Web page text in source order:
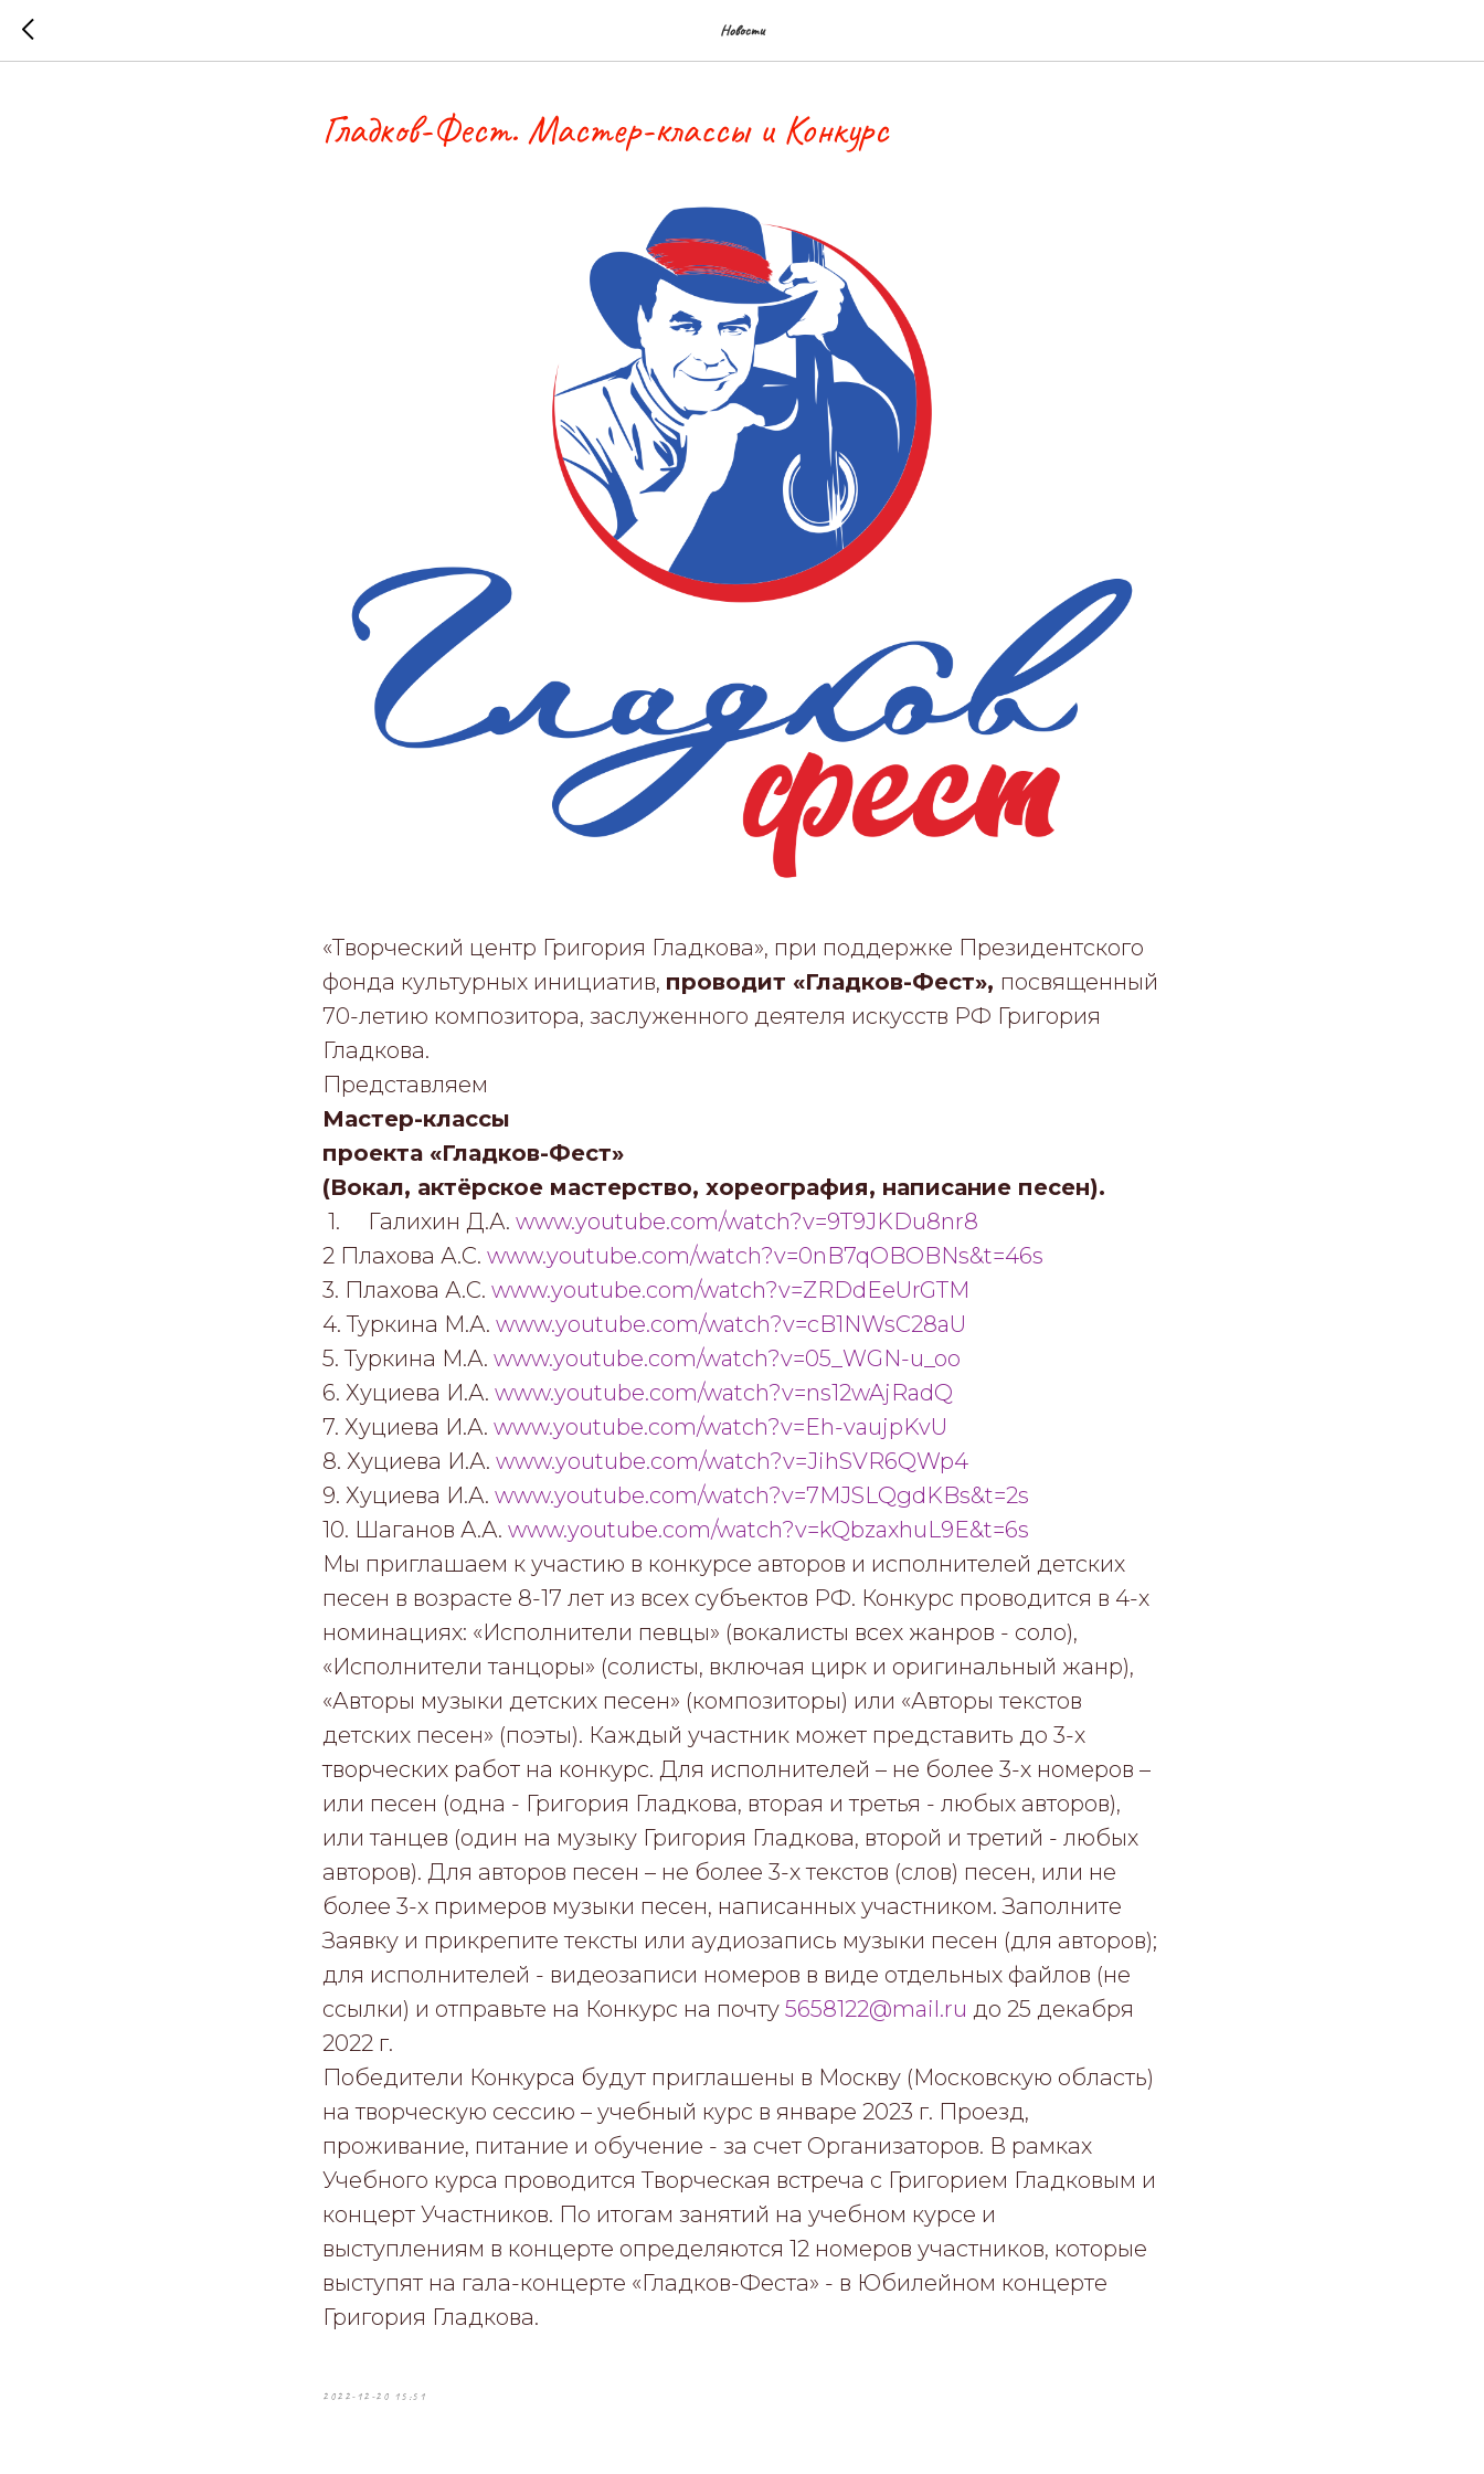
Новости
Гладков-Фест. Мастер-классы и Конкурс
«Творческий центр Григория Гладкова», при поддержке Президентского
фонда культурных инициатив, проводит «Гладков-Фест», посвященный
70-летию композитора, заслуженного деятеля искусств РФ Григория
Гладкова.
Представляем
Мастер-классы
проекта «Гладков-Фест»
(Вокал, актёрское мастерство, хореография, написание песен).
1. Галихин Д.А. www.youtube.com/watch?v=9T9JKDu8nr8
2 Плахова А.С. www.youtube.com/watch?v=0nB7qOBOBNs&t=46s
3. Плахова А.С. www.youtube.com/watch?v=ZRDdEeUrGTM
4. Туркина М.А. www.youtube.com/watch?v=cB1NWsC28aU
5. Туркина М.А. www.youtube.com/watch?v=05_WGN-u_oo
6. Хуциева И.А. www.youtube.com/watch?v=ns12wAjRadQ
7. Хуциева И.А. www.youtube.com/watch?v=Eh-vaujpKvU
8. Хуциева И.А. www.youtube.com/watch?v=JihSVR6QWp4
9. Хуциева И.А. www.youtube.com/watch?v=7MJSLQgdKBs&t=2s
10. Шаганов А.А. www.youtube.com/watch?v=kQbzaxhuL9E&t=6s
Мы приглашаем к участию в конкурсе авторов и исполнителей детских
песен в возрасте 8-17 лет из всех субъектов РФ. Конкурс проводится в 4-х
номинациях: «Исполнители певцы» (вокалисты всех жанров - соло),
«Исполнители танцоры» (солисты, включая цирк и оригинальный жанр),
«Авторы музыки детских песен» (композиторы) или «Авторы текстов
детских песен» (поэты). Каждый участник может представить до 3-х
творческих работ на конкурс. Для исполнителей – не более 3-х номеров –
или песен (одна - Григория Гладкова, вторая и третья - любых авторов),
или танцев (один на музыку Григория Гладкова, второй и третий - любых
авторов). Для авторов песен – не более 3-х текстов (слов) песен, или не
более 3-х примеров музыки песен, написанных участником. Заполните
Заявку и прикрепите тексты или аудиозапись музыки песен (для авторов);
для исполнителей - видеозаписи номеров в виде отдельных файлов (не
ссылки) и отправьте на Конкурс на почту 5658122@mail.ru до 25 декабря
2022 г.
Победители Конкурса будут приглашены в Москву (Московскую область)
на творческую сессию – учебный курс в январе 2023 г. Проезд,
проживание, питание и обучение - за счет Организаторов. В рамках
Учебного курса проводится Творческая встреча с Григорием Гладковым и
концерт Участников. По итогам занятий на учебном курсе и
выступлениям в концерте определяются 12 номеров участников, которые
выступят на гала-концерте «Гладков-Феста» - в Юбилейном концерте
Григория Гладкова.
2022-12-20 15:51